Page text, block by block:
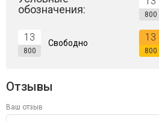
обозначения:
800
13
800
Свободно
13
800
Отзывы
Ваш отзыв